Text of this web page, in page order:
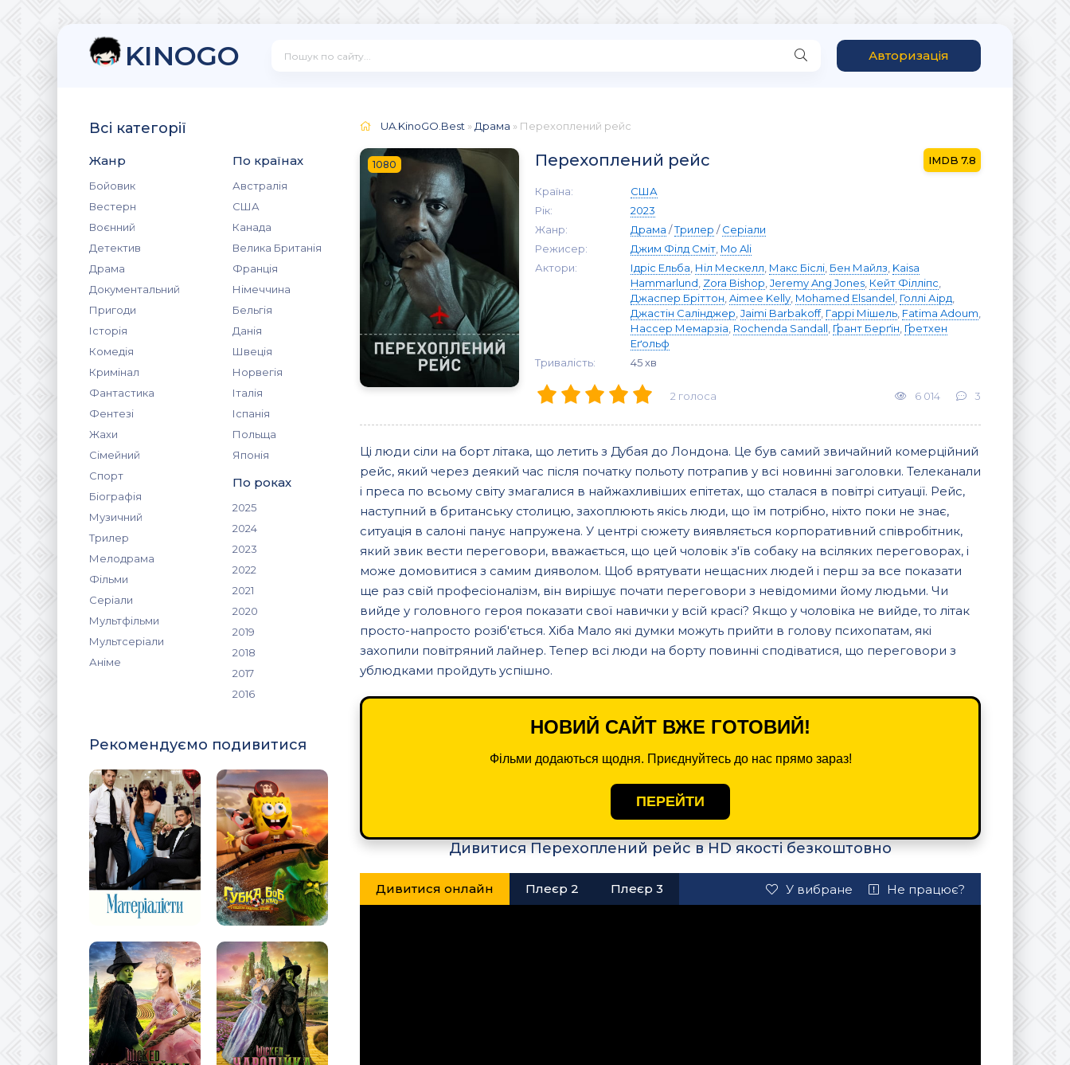
KINOGO Авторизація
Всі категорії
Жанр
Бойовик
Вестерн
Воєнний
Детектив
Драма
Документальний
Пригоди
Історія
Комедія
Кримінал
Фантастика
Фентезі
Жахи
Сімейний
Спорт
Біографія
Музичний
Трилер
Мелодрама
Фільми
Серіали
Мультфільми
Мультсеріали
Аніме
По країнах
Австралія
США
Канада
Велика Британія
Франція
Німеччина
Бельгія
Данія
Швеція
Норвегія
Італія
Іспанія
Польща
Японія
По роках
2025
2024
2023
2022
2021
2020
2019
2018
2017
2016
Рекомендуємо подивитися
UA.KinoGO.Best » Драма » Перехоплений рейс
1080 Перехоплений рейс 7.8
Країна:
США
Рік:
2023
Жанр:
Драма /Трилер /Серіали
Режисер:
Джим Філд Сміт Mo Ali
Актори:
Ідріс Ельба Ніл Мескелл Макс Біслі Бен Майлз Kaisa
Hammarlund Zora Bishop Jeremy Ang Jones Кейт Філліпс
Джаспер Бріттон Aimee Kelly Mohamed Elsandel Голлі Аірд
Джастін Салінджер Jaimi Barbakoff, Гаррі Мішель Fatima Adoum
Нассер Мемарзіа Rochenda Sandall Ґрант Берґін Ґретхен
Еґольф
Тривалість:
45 хв
2 голоса 6 014 3
Ці люди сіли на борт літака, що летить з Дубая до Лондона. Це був самий звичайний комерційний
рейс, який через деякий час після початку польоту потрапив у всі новинні заголовки. Телеканали
і преса по всьому світу змагалися в найжахливіших епітетах, що сталася в повітрі ситуації. Рейс,
наступний в британську столицю, захоплюють якісь люди, що їм потрібно, ніхто поки не знає,
ситуація в салоні панує напружена. У центрі сюжету виявляється корпоративний співробітник,
який звик вести переговори, вважається, що цей чоловік з'їв собаку на всіляких переговорах, і
може домовитися з самим дияволом. Щоб врятувати нещасних людей і перш за все показати
ще раз свій професіоналізм, він вирішує почати переговори з невідомими йому людьми. Чи
вийде у головного героя показати свої навички у всій красі? Якщо у чоловіка не вийде, то літак
просто-напросто розіб'ється. Хіба Мало які думки можуть прийти в голову психопатам, які
захопили повітряний лайнер. Тепер всі люди на борту повинні сподіватися, що переговори з
ублюдками пройдуть успішно.
НОВИЙ САЙТ ВЖЕ ГОТОВИЙ!
Фільми додаються щодня. Приєднуйтесь до нас прямо зараз!
ПЕРЕЙТИ
Дивитися Перехоплений рейс в HD якості безкоштовно
Дивитися онлайн Плеєр 2 Плеєр 3 У вибране Не працює?